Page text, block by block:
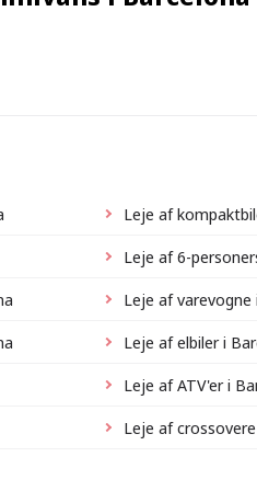
Leje af
Leje af 6-
Leje af varevogne
Leje af elbiler i
Leje af ATV'er i
Leje af